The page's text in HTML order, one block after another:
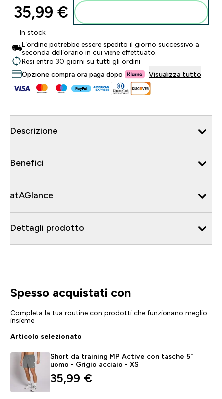
35,99 €‎
In stock
L’ordine potrebbe essere spedito il giorno successivo a
seconda dell’orario in cui viene effettuato.
Resi entro 30 giorni su tutti gli ordini
Opzione compra ora paga dopo
Visualizza tutto
Descrizione
Benefici
atAGlance
Dettagli prodotto
Spesso acquistati con
Completa la tua routine con prodotti che funzionano meglio
insieme
Articolo selezionato
Short da training MP Active con tasche 5"
uomo - Grigio acciaio - XS
35,99 €‎